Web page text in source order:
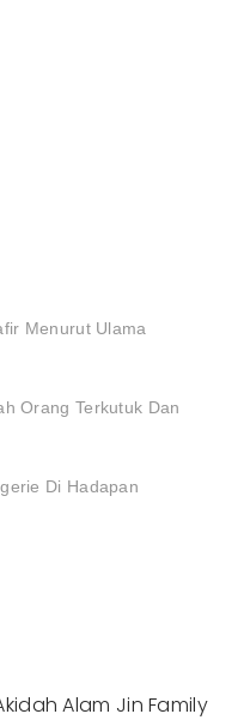
Menurut Ulama
Orang Terkutuk Dan
Di Hadapan
Alam Jin Family